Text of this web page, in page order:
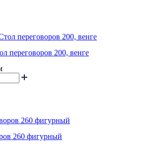
переговоров 200, венге
260 фигурный